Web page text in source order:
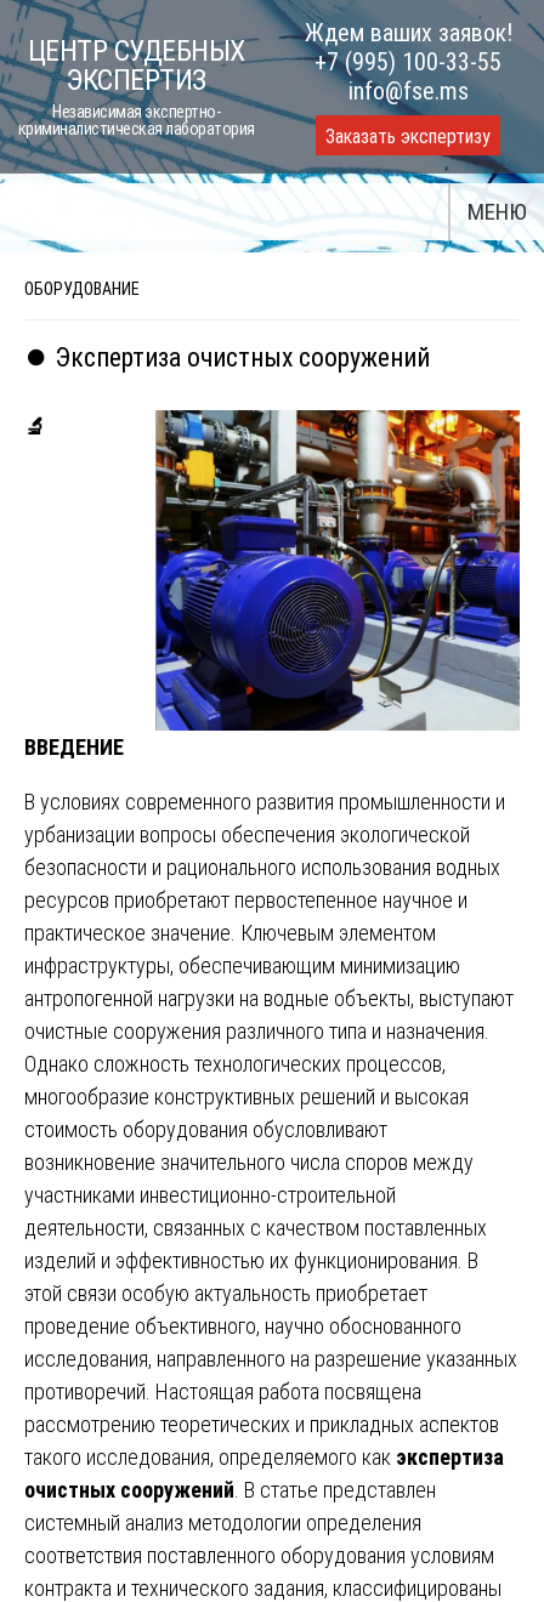
Skip
to
content
ЦЕНТР СУДЕБНЫХ
ЭКСПЕРТИЗ
Независимая экспертно-
криминалистическая лаборатория
Ждем ваших заявок!
+7 (995) 100-33-55
info@fse.ms
Заказать экспертизу
МЕНЮ
ОБОРУДОВАНИЕ
⏺️ Экспертиза очистных сооружений
🔬
ВВЕДЕНИЕ
В условиях современного развития промышленности и
урбанизации вопросы обеспечения экологической
безопасности и рационального использования водных
ресурсов приобретают первостепенное научное и
практическое значение. Ключевым элементом
инфраструктуры, обеспечивающим минимизацию
антропогенной нагрузки на водные объекты, выступают
очистные сооружения различного типа и назначения.
Однако сложность технологических процессов,
многообразие конструктивных решений и высокая
стоимость оборудования обусловливают
возникновение значительного числа споров между
участниками инвестиционно-строительной
деятельности, связанных с качеством поставленных
изделий и эффективностью их функционирования. В
этой связи особую актуальность приобретает
проведение объективного, научно обоснованного
исследования, направленного на разрешение указанных
противоречий. Настоящая работа посвящена
рассмотрению теоретических и прикладных аспектов
такого исследования, определяемого как экспертиза
очистных сооружений . В статье представлен
системный анализ методологии определения
соответствия поставленного оборудования условиям
контракта и технического задания, классифицированы